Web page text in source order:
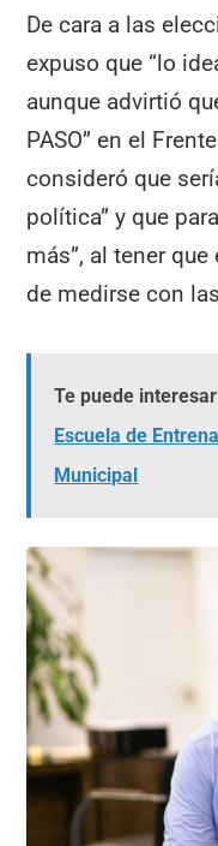
De cara a las
expuso que “lo
aunque advirtió
PASO” en el
consideró que
política” y que
más”, al tener
de medirse con
Te puede interesar
Escuela de
Municipal